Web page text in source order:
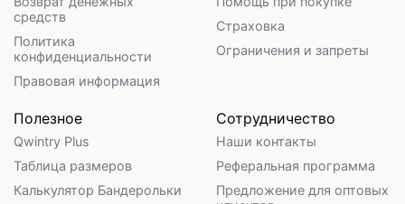
средств
Политика
конфиденциальности
Правовая информация
Страховка
Ограничения и запреты
Полезное
Qwintry Plus
Таблица размеров
Калькулятор Бандерольки
Сотрудничество
Наши контакты
Реферальная программа
Предложение для оптовых